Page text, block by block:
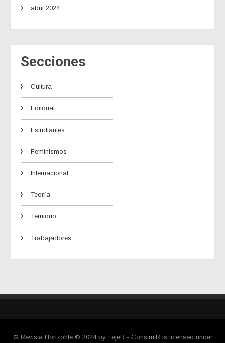
abril 2024
Secciones
Cultura
Editorial
Estudiantes
Feminismos
Internacional
Teoría
Territorio
Trabajadores
© Revista Horizonte © 2024 by TejeR - ConstruIR is licensed under